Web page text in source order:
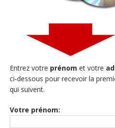
Entrez votre prénom et votre
ci-dessous pour recevoir la
qui suivent.
Votre prénom: